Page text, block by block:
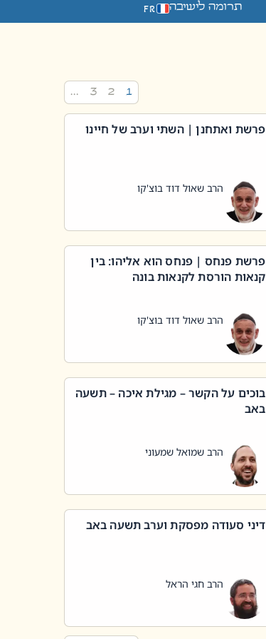
תרומה לישיבה FR
1
2
3
…
פרשת ואתחנן | השתי וערב של חיינו
הרב שאול דוד בוצ'קו
פרשת פנחס | פנחס הוא אליהו: בין
קנאות הורסת לקנאות בונה
הרב שאול דוד בוצ'קו
בוכים על הקשר – מגילת איכה – תשעה
באב
הרב שמואל שמעוני
דיני סעודה מפסקת וערב תשעה באב
הרב חגי הראל